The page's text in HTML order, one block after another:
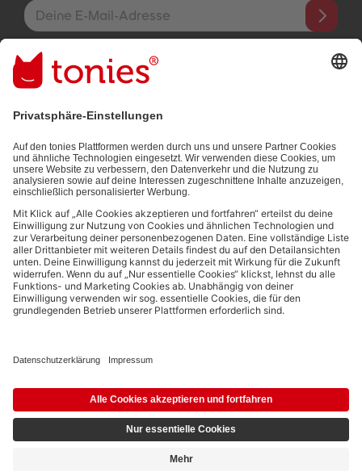
E-Mail-Addresse
Mit dem Absenden abonnierst du unseren E-Mail-Newsletter, der
auf den von dir bereitgestellten Informationen (z.B. Account-
informationen) und den von dir zu Werbezwecken bereitgestellten
Datenschutzbestimmungen.
Bezahlmethoden:
Links zu sozialen Netzwerken
Die Nutzung der Inhalte für Text- und Data-Mining von (generativen) KI
Zusammenhang ausdrücklich vorbehalten und daher verboten.